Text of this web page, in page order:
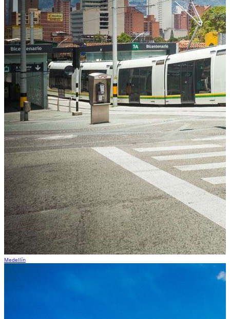
Medellín